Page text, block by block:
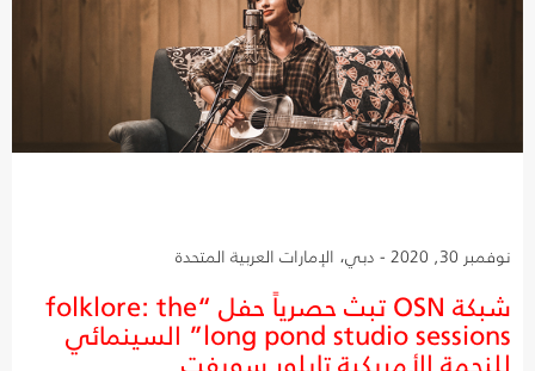
نوفمبر 30, 2020 - دبي، الإمارات العربية المتحدة
شبكة OSN تبث حصرياً حفل “folklore: the
long pond studio sessions” السينمائي